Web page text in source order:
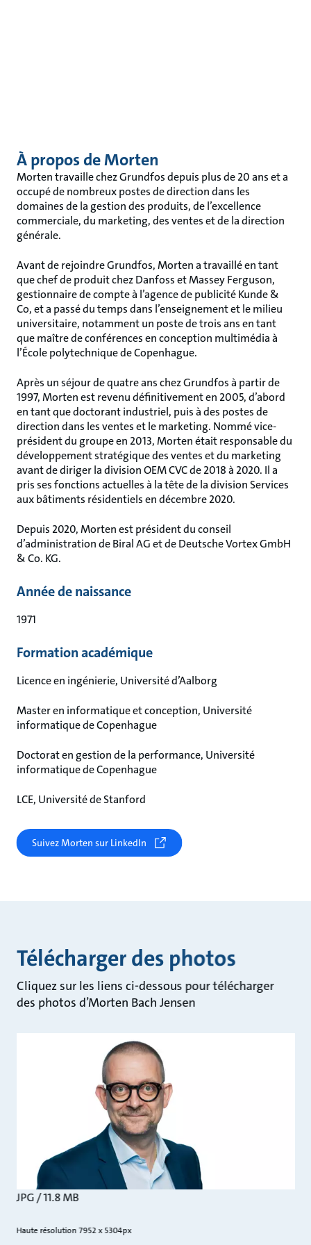
À propos de Morten
Morten travaille chez Grundfos depuis plus de 20 ans et a
occupé de nombreux postes de direction dans les
domaines de la gestion des produits, de l’excellence
commerciale, du marketing, des ventes et de la direction
générale.
Avant de rejoindre Grundfos, Morten a travaillé en tant
que chef de produit chez Danfoss et Massey Ferguson,
gestionnaire de compte à l’agence de publicité Kunde &
Co, et a passé du temps dans l’enseignement et le milieu
universitaire, notamment un poste de trois ans en tant
que maître de conférences en conception multimédia à
l’École polytechnique de Copenhague.
Après un séjour de quatre ans chez Grundfos à partir de
1997, Morten est revenu définitivement en 2005, d’abord
en tant que doctorant industriel, puis à des postes de
direction dans les ventes et le marketing. Nommé vice-
président du groupe en 2013, Morten était responsable du
développement stratégique des ventes et du marketing
avant de diriger la division OEM CVC de 2018 à 2020. Il a
pris ses fonctions actuelles à la tête de la division Services
aux bâtiments résidentiels en décembre 2020.
Depuis 2020, Morten est président du conseil
d’administration de Biral AG et de Deutsche Vortex GmbH
& Co. KG.
Année de naissance
1971
Formation académique
Licence en ingénierie, Université d’Aalborg
Master en informatique et conception, Université
informatique de Copenhague
Doctorat en gestion de la performance, Université
informatique de Copenhague
LCE, Université de Stanford
Suivez Morten sur LinkedIn
Télécharger des photos
Cliquez sur les liens ci-dessous pour télécharger
des photos d’Morten Bach Jensen
JPG / 11.8 MB
Haute résolution 7952 x 5304px